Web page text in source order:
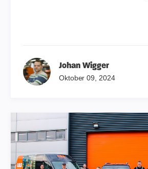
Johan Wigger
Oktober 09, 2024